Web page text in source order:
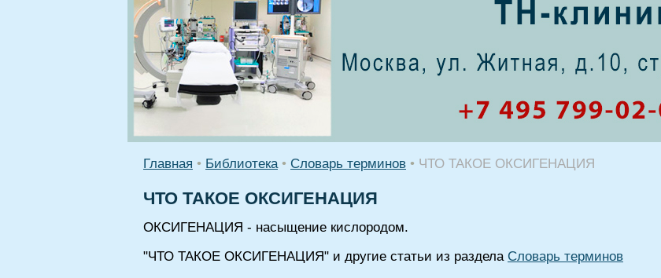
Главная • Библиотека • Словарь терминов • ЧТО ТАКОЕ ОКСИГЕНАЦИЯ
ЧТО ТАКОЕ ОКСИГЕНАЦИЯ
ОКСИГЕНАЦИЯ - насыщение кислородом.
"ЧТО ТАКОЕ ОКСИГЕНАЦИЯ" и другие статьи из раздела Словарь терминов